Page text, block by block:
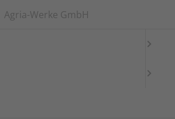
Login Languages
Agria-Werke GmbH